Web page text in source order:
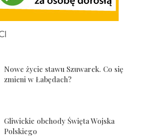
Nowe życie stawu Szuwarek. Co się
zmieni w Łabędach?
Gliwickie obchody Święta Wojska
Polskiego